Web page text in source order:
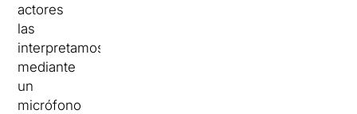
actores
las
interpretamos
mediante
un
micrófono